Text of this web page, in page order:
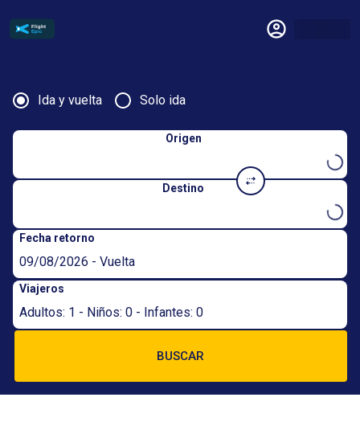
Ida y vuelta Solo ida
Origen
Destino
Fecha retorno
09/08/2026 - Vuelta
Viajeros
Adultos: 1 - Niños: 0 - Infantes: 0
BUSCAR